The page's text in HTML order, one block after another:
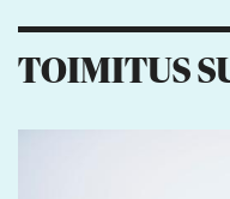
TOIMITUS